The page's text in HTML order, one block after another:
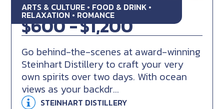
ARTS & CULTURE • FOOD & DRINK •
RELAXATION • ROMANCE
GINstitute by the Sea
$600 -$1,200
Go behind-the-scenes at award-winning
Steinhart Distillery to craft your very
own spirits over two days. With ocean
views as your backdr...
STEINHART DISTILLERY